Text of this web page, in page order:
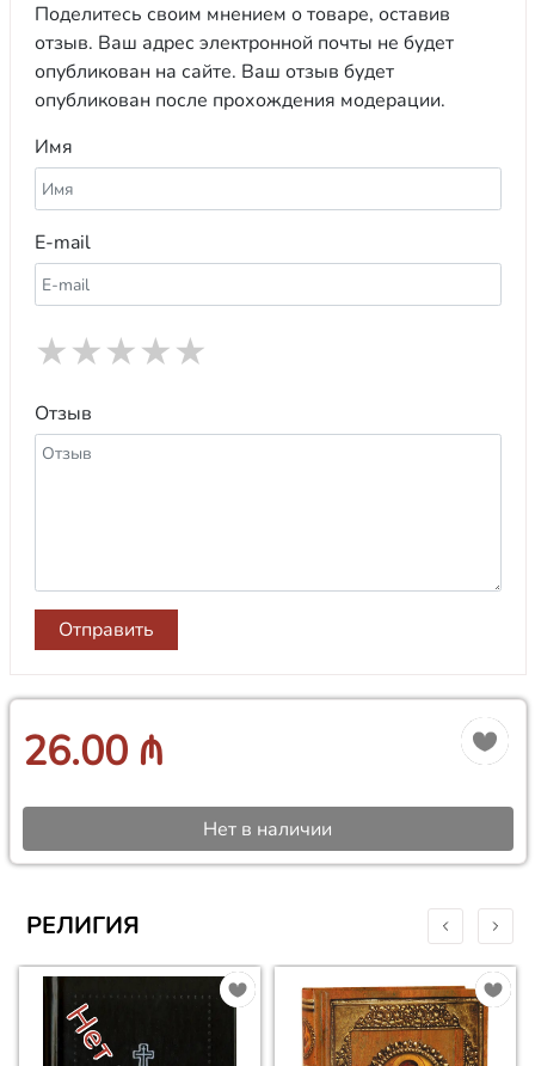
Поделитесь своим мнением о товаре, оставив
отзыв. Ваш адрес электронной почты не будет
опубликован на сайте. Ваш отзыв будет
опубликован после прохождения модерации.
Имя
E-mail
★
★
★
★
★
Отзыв
Отправить
26.00 ₼
Нет в наличии
РЕЛИГИЯ